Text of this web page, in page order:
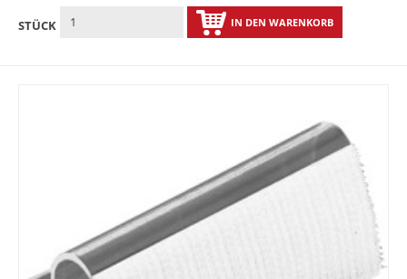
STÜCK IN DEN WARENKORB